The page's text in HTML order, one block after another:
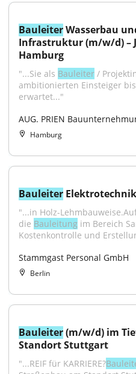
Bauleiter Wasserbau
Infrastruktur (m/w/d) –
Hamburg
"...Sie als Bauleiter /
ambitionierten Einsteiger
erwartet..."
AUG. PRIEN
Hamburg
Bauleiter
"...in Holz-
die Bauleitung im Bereich
Kostenkontrolle und
Stammgast Personal GmbH
Berlin
Bauleiter (m/w/d) im
Standort Stuttgart
"...REIF für KARRIERE?